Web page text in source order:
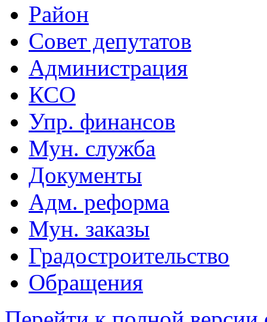
Район
Совет депутатов
Администрация
КСО
Упр. финансов
Мун. служба
Документы
Адм. реформа
Мун. заказы
Градостроительство
Обращения